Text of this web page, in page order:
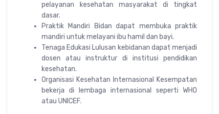
pelayanan kesehatan masyarakat di tingkat
dasar.
Praktik Mandiri Bidan dapat membuka praktik
mandiri untuk melayani ibu hamil dan bayi.
Tenaga Edukasi Lulusan kebidanan dapat menjadi
dosen atau instruktur di institusi pendidikan
kesehatan.
Organisasi Kesehatan Internasional Kesempatan
bekerja di lembaga internasional seperti WHO
atau UNICEF.